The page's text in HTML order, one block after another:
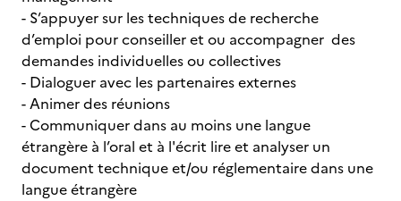
- S’appuyer sur les techniques de recherche
d’emploi pour conseiller et ou accompagner des
demandes individuelles ou collectives
- Dialoguer avec les partenaires externes
- Animer des réunions
- Communiquer dans au moins une langue
étrangère à l’oral et à l'écrit lire et analyser un
document technique et/ou réglementaire dans une
langue étrangère